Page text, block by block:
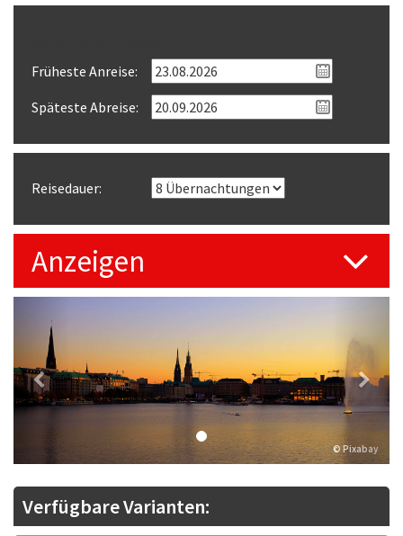
Früheste Anreise:
Späteste Abreise:
Reisedauer:
Anzeigen
© Pixabay
Verfügbare Varianten: